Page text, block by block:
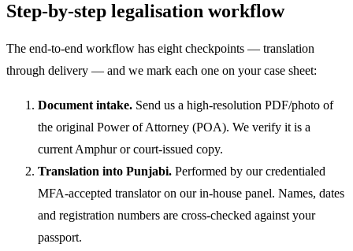
Step-by-step legalisation workflow
The end-to-end workflow has eight checkpoints — translation
through delivery — and we mark each one on your case sheet:
Document intake. Send us a high-resolution PDF/photo of
the original Power of Attorney (POA). We verify it is a
current Amphur or court-issued copy.
Translation into Punjabi. Performed by our credentialed
MFA-accepted translator on our in-house panel. Names, dates
and registration numbers are cross-checked against your
passport.